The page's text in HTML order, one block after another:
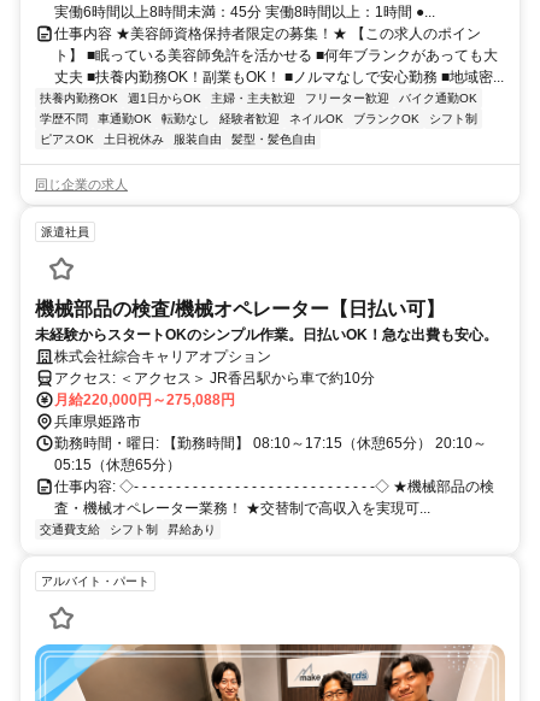
実働6時間以上8時間未満：45分 実働8時間以上：1時間 ●...
仕事内容 ★美容師資格保持者限定の募集！★ 【この求人のポイン
ト】 ■眠っている美容師免許を活かせる ■何年ブランクがあっても大
丈夫 ■扶養内勤務OK！副業もOK！ ■ノルマなしで安心勤務 ■地域密...
扶養内勤務OK 週1日からOK 主婦・主夫歓迎 フリーター歓迎
バイク通勤OK
学歴不問
車通勤OK 転勤なし 経験者歓迎 ネイルOK ブランクOK
シフト制
ピアスOK
土日祝休み 服装自由 髪型・髪色自由
同じ企業の求人
派遣社員
機械部品の検査/機械オペレーター【日払い可】
未経験からスタートOKのシンプル作業。日払いOK！急な出費も安心。
株式会社綜合キャリアオプション
アクセス: ＜アクセス＞ JR香呂駅から車で約10分
月給220,000円～275,088円
兵庫県姫路市
勤務時間・曜日: 【勤務時間】 08:10～17:15（休憩65分） 20:10～
05:15（休憩65分）
仕事内容: ◇- - - - - - - - - - - - - - - - - - - - - - - - - - - - -◇ ★機械部品の検
査・機械オペレーター業務！ ★交替制で高収入を実現可...
交通費支給 シフト制 昇給あり
アルバイト・パート